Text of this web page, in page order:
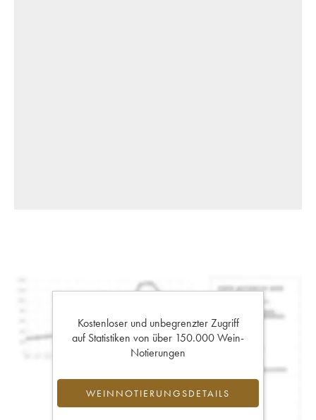
Kostenloser und unbegrenzter Zugriff
auf Statistiken von über 150.000 Wein-
Notierungen
WEINNOTIERUNGSDETAILS